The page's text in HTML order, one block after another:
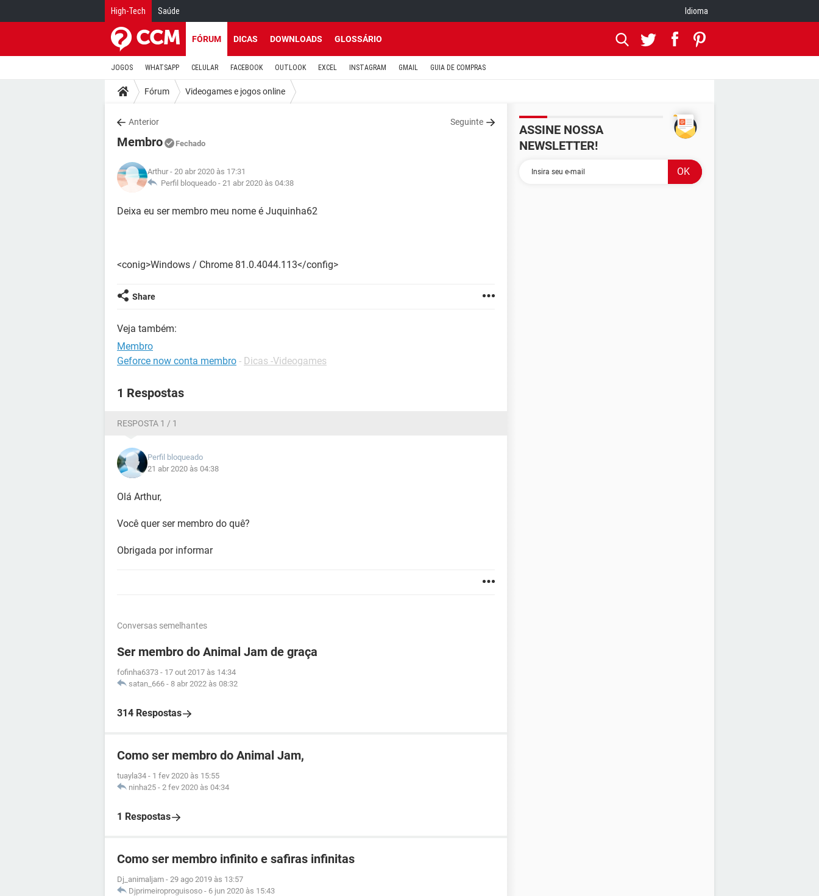
High-Tech Saúde Idioma
FÓRUM DICAS DOWNLOADS GLOSSÁRIO
JOGOS WHATSAPP CELULAR FACEBOOK OUTLOOK EXCEL INSTAGRAM GMAIL GUIA DE COMPRAS
Fórum Videogames e jogos online
Anterior Seguinte
Membro Fechado
Arthur - 20 abr 2020 às 17:31
Perfil bloqueado - 21 abr 2020 às 04:38
Deixa eu ser membro meu nome é Juquinha62
<conig>Windows / Chrome 81.0.4044.113</config>
Share
Veja também:
Membro
Geforce now conta membro - Dicas -Videogames
1 Respostas
RESPOSTA 1 / 1
Perfil bloqueado
21 abr 2020 às 04:38
Olá Arthur,
Você quer ser membro do quê?
Obrigada por informar
Conversas semelhantes
Ser membro do Animal Jam de graça
fofinha6373 - 17 out 2017 às 14:34
satan_666 - 8 abr 2022 às 08:32
314 Respostas
Como ser membro do Animal Jam,
tuayla34 - 1 fev 2020 às 15:55
ninha25 - 2 fev 2020 às 04:34
1 Respostas
Como ser membro infinito e safiras infinitas
Dj_animaljam - 29 ago 2019 às 13:57
Djprimeiroproguisoso - 6 jun 2020 às 15:43
ASSINE NOSSA
NEWSLETTER!